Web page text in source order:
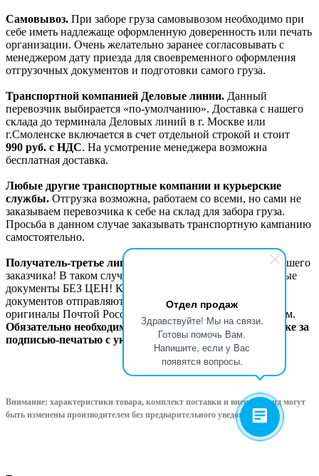
Отдел продаж
Здравствуйте! Мы на связи.
Готовы помочь Вам.
Напишите, если у Вас
появятся вопросы.
Самовывоз. При заборе груза самовывозом необходимо при
себе иметь надлежаще оформленную доверенность или печать
организации. Очень желательно заранее согласовывать с
менеджером дату приезда для своевременного оформления
отгрузочных документов и подготовки самого груза.
Транспортной компанией Деловые линии. Данный
перевозчик выбирается «по-умолчанию». Доставка с нашего
склада до терминала Деловых линий в г. Москве или
г.Смоленске включается в счет отдельной строкой и стоит
990 руб. с НДС. На усмотрение менеджера возможна
бесплатная доставка.
Любые другие транспортные компании и курьерские
службы. Отгрузка возможна, работаем со всеми, но сами не
заказываем перевозчика к себе на склад для забора груза.
Просьба в данном случае заказывать транспортную кампанию
самостоятельно.
Получатель-третье лицо!
Возможна отгрузка в адрес Вашего
заказчика! В таком случае с грузом идут сопроводительные
документы БЕЗ ЦЕН! Копии товаросопроводительных
документов отправляются Вам по электронной почте,
оригиналы Почтой России или другим удобным способом.
Обязательно необходимо официальное письмо на бланке за
подписью-печатью с указанием данных по отгрузке.
Внимание: характеристики товара, комплект поставки и внешний вид могут
быть изменены производителем без предварительного уведом
ления!